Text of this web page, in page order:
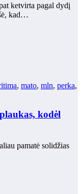
ketvirta pagal dydį
kad…
, mato, mln, perka,
kodėl
pamatė solidžias